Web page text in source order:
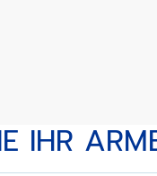
IHR